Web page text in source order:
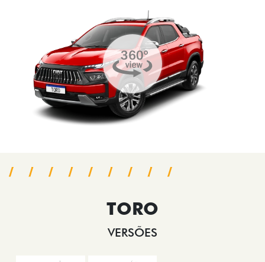
TORO
VERSÕES